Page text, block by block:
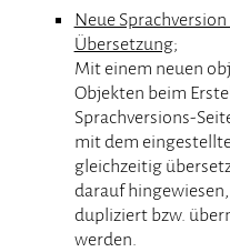
Neue
Übersetzung;
Mit einem neuen
Objekten beim
Sprachversions-
mit dem
gleichzeitig
darauf
dupliziert bzw.
werden.